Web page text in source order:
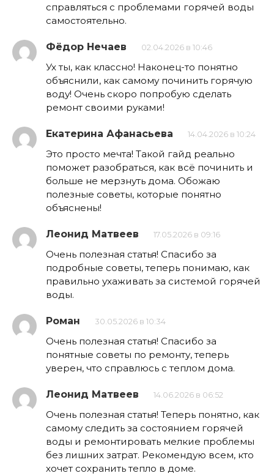
справляться с проблемами горячей воды
самостоятельно.
Фёдор Нечаев 02.04.2026 в 10:46
Ух ты, как классно! Наконец-то понятно
объяснили, как самому починить горячую
воду! Очень скоро попробую сделать
ремонт своими руками!
Екатерина Афанасьева 14.04.2026 в 10:24
Это просто мечта! Такой гайд реально
поможет разобраться, как всё починить и
больше не мерзнуть дома. Обожаю
полезные советы, которые понятно
объяснены!
Леонид Матвеев 17.05.2026 в 09:16
Очень полезная статья! Спасибо за
подробные советы, теперь понимаю, как
правильно ухаживать за системой горячей
воды.
Роман 30.05.2026 в 10:34
Очень полезная статья! Спасибо за
понятные советы по ремонту, теперь
уверен, что справлюсь с теплом дома.
Леонид Матвеев 14.06.2026 в 06:52
Очень полезная статья! Теперь понятно, как
самому следить за состоянием горячей
воды и ремонтировать мелкие проблемы
без лишних затрат. Рекомендую всем, кто
хочет сохранить тепло в доме.